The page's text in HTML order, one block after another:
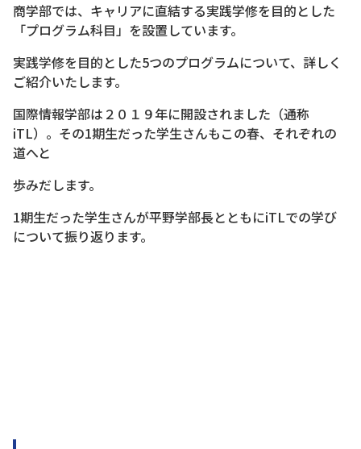
商学部では、キャリアに直結する実践学修を目的とした
「プログラム科目」を設置しています。
実践学修を目的とした5つのプログラムについて、詳しく
ご紹介いたします。
国際情報学部は２０１９年に開設されました（通称
iTL）。その1期生だった学生さんもこの春、それぞれの
道へと
歩みだします。
1期生だった学生さんが平野学部長とともにiTLでの学び
について振り返ります。